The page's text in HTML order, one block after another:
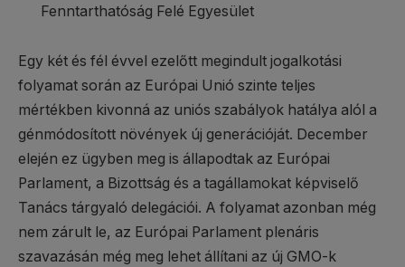
Fenntarthatóság Felé Egyesület
Egy két és fél évvel ezelőtt megindult jogalkotási
folyamat során az Európai Unió szinte teljes
mértékben kivonná az uniós szabályok hatálya alól a
génmódosított növények új generációját. December
elején ez ügyben meg is állapodtak az Európai
Parlament, a Bizottság és a tagállamokat képviselő
Tanács tárgyaló delegációi. A folyamat azonban még
nem zárult le, az Európai Parlament plenáris
szavazásán még meg lehet állítani az új GMO-k